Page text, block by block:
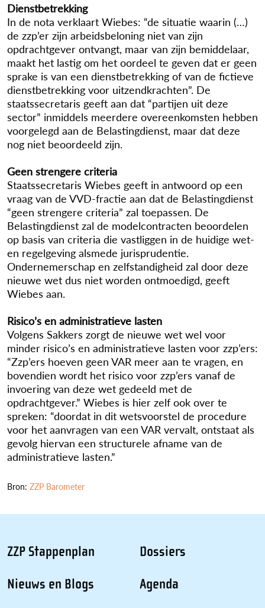
Dienstbetrekking
In de nota verklaart Wiebes: “de situatie waarin (…)
de zzp’er zijn arbeidsbeloning niet van zijn
opdrachtgever ontvangt, maar van zijn bemiddelaar,
maakt het lastig om het oordeel te geven dat er geen
sprake is van een dienstbetrekking of van de fictieve
dienstbetrekking voor uitzendkrachten”. De
staatssecretaris geeft aan dat “partijen uit deze
sector” inmiddels meerdere overeenkomsten hebben
voorgelegd aan de Belastingdienst, maar dat deze
nog niet beoordeeld zijn.
Geen strengere criteria
Staatssecretaris Wiebes geeft in antwoord op een
vraag van de VVD-fractie aan dat de Belastingdienst
“geen strengere criteria” zal toepassen. De
Belastingdienst zal de modelcontracten beoordelen
op basis van criteria die vastliggen in de huidige wet-
en regelgeving alsmede jurisprudentie.
Ondernemerschap en zelfstandigheid zal door deze
nieuwe wet dus niet worden ontmoedigd, geeft
Wiebes aan.
Risico’s en administratieve lasten
Volgens Sakkers zorgt de nieuwe wet wel voor
minder risico’s en administratieve lasten voor zzp’ers:
“Zzp’ers hoeven geen VAR meer aan te vragen, en
bovendien wordt het risico voor zzp’ers vanaf de
invoering van deze wet gedeeld met de
opdrachtgever.” Wiebes is hier zelf ook over te
spreken: “doordat in dit wetsvoorstel de procedure
voor het aanvragen van een VAR vervalt, ontstaat als
gevolg hiervan een structurele afname van de
administratieve lasten.”
Bron: ZZP Barometer
ZZP Stappenplan
Nieuws en Blogs
Dossiers
Agenda